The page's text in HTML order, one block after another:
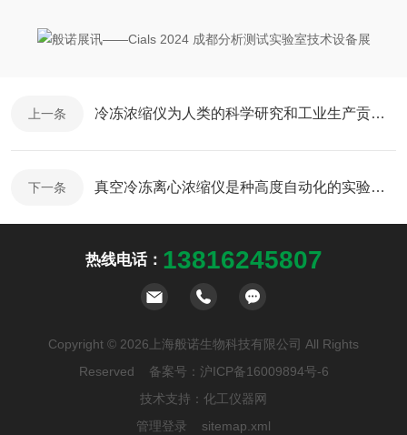
上一条 冷冻浓缩仪为人类的科学研究和工业生产贡献更多智慧和力量
下一条 真空冷冻离心浓缩仪是种高度自动化的实验室设备
热线电话： 13816245807
Copyright © 2026上海般诺生物科技有限公司 All Rights
Reserved 备案号： 沪ICP备16009894号-6
技术支持： 化工仪器网
管理登录
sitemap.xml